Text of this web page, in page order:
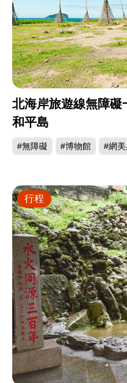
北海岸旅遊線無障礙
和平島
#無障礙 #博物館 #網
行程